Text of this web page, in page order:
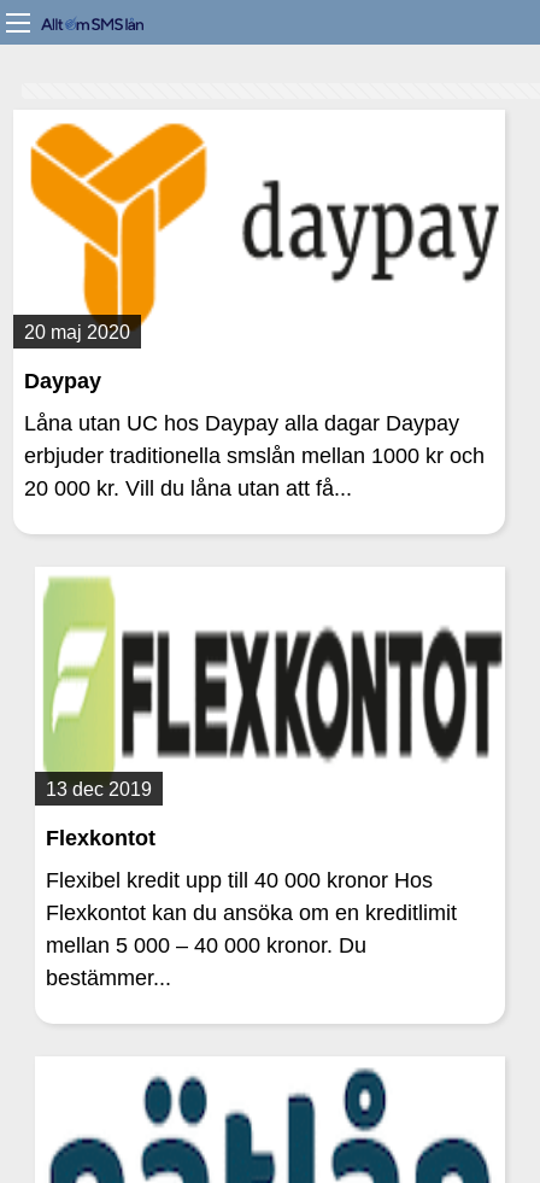
20 maj 2020
Daypay
Låna utan UC hos Daypay alla dagar Daypay
erbjuder traditionella smslån mellan 1000 kr och
20 000 kr. Vill du låna utan att få...
13 dec 2019
Flexkontot
Flexibel kredit upp till 40 000 kronor Hos
Flexkontot kan du ansöka om en kreditlimit
mellan 5 000 – 40 000 kronor. Du
bestämmer...